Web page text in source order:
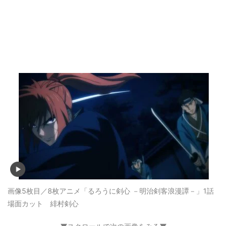
画像5枚目／8枚アニメ「るろうに剣心 －明治剣客浪漫譚－」1話
場面カット 緋村剣心